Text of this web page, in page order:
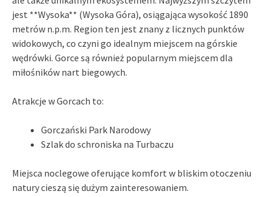
jest **Wysoka** (Wysoka Góra), osiągająca wysokość 1890
metrów n.p.m. Region ten jest znany z licznych punktów
widokowych, co czyni go idealnym miejscem na górskie
wędrówki. Gorce są również popularnym miejscem dla
miłośników nart biegowych.
Atrakcje w Gorcach to:
Gorczański Park Narodowy
Szlak do schroniska na Turbaczu
Miejsca noclegowe oferujące komfort w bliskim otoczeniu
natury cieszą się dużym zainteresowaniem.